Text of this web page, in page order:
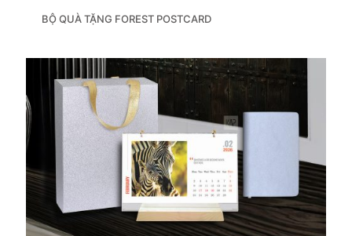
BỘ QUÀ TẶNG FOREST POSTCARD